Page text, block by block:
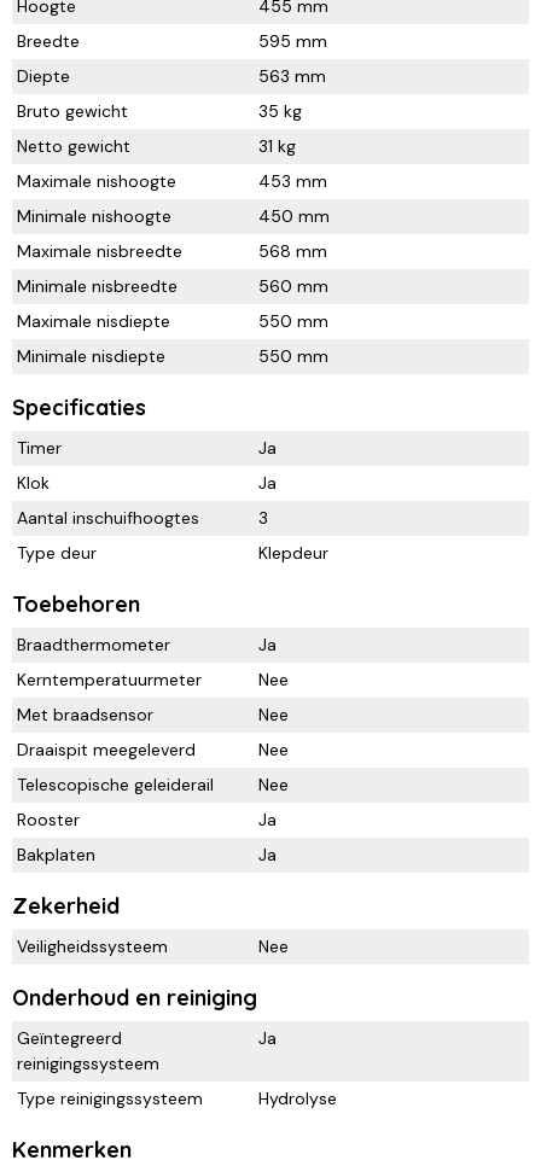
Hoogte
455 mm
Breedte
595 mm
Diepte
563 mm
Bruto gewicht
35 kg
Netto gewicht
31 kg
Maximale nishoogte
453 mm
Minimale nishoogte
450 mm
Maximale nisbreedte
568 mm
Minimale nisbreedte
560 mm
Maximale nisdiepte
550 mm
Minimale nisdiepte
550 mm
Specificaties
Timer
Ja
Klok
Ja
Aantal inschuifhoogtes
3
Type deur
Klepdeur
Toebehoren
Braadthermometer
Ja
Kerntemperatuurmeter
Nee
Met braadsensor
Nee
Draaispit meegeleverd
Nee
Telescopische geleiderail
Nee
Rooster
Ja
Bakplaten
Ja
Zekerheid
Veiligheidssysteem Nee
Onderhoud en reiniging
Geïntegreerd
reinigingssysteem
Ja
Type reinigingssysteem Hydrolyse
Kenmerken